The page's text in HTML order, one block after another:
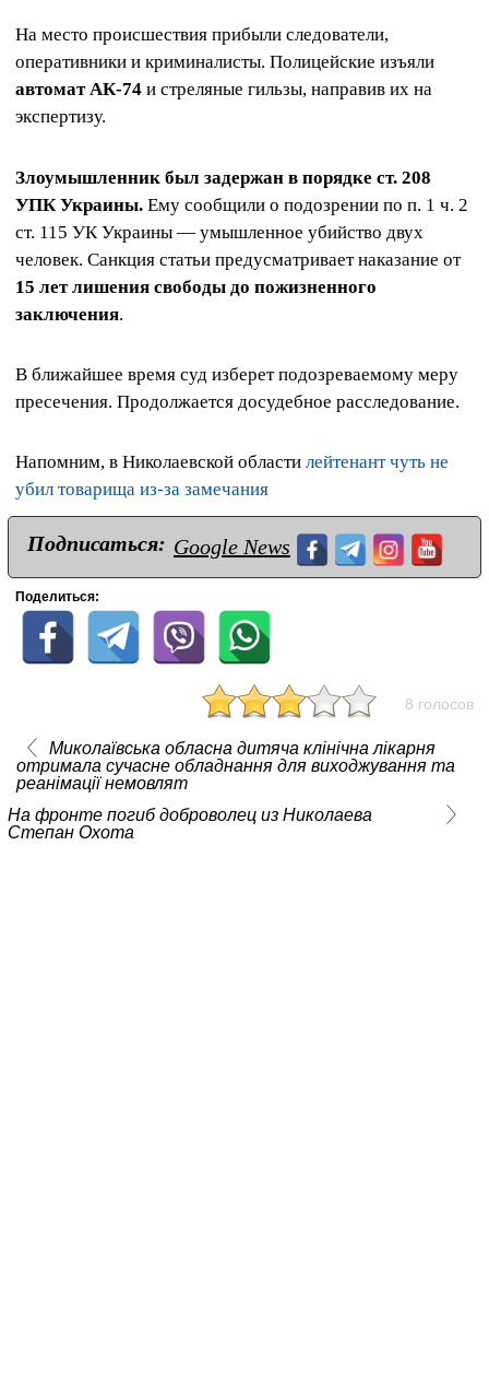
На место происшествия прибыли следователи,
оперативники и криминалисты. Полицейские изъяли
автомат АК‑74 и стреляные гильзы, направив их на
экспертизу.
Злоумышленник был задержан в порядке ст. 208
УПК Украины. Ему сообщили о подозрении по п. 1 ч. 2
ст. 115 УК Украины — умышленное убийство двух
человек. Санкция статьи предусматривает наказание от
15 лет лишения свободы до пожизненного
заключения.
В ближайшее время суд изберет подозреваемому меру
пресечения. Продолжается досудебное расследование.
Напомним, в Николаевской области лейтенант чуть не
убил товарища из-за замечания
Подписаться: Google News
Поделиться:
8 голосов
Миколаївська обласна дитяча клінічна лікарня
отримала сучасне обладнання для виходжування та
реанімації немовлят
На фронте погиб доброволец из Николаева
Степан Охота